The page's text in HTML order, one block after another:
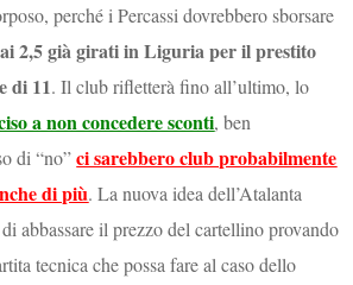
perché i Percassi dovrebbero sborsare
2,5 già girati in Liguria per il prestito
di 11. Il club rifletterà fino all’ultimo, lo
a non concedere sconti, ben
di “no”ci sarebbero club probabilmente
di più. La nuova idea dell’Atalanta
abbassare il prezzo del cartellino provando
tecnica che possa fare al caso dello